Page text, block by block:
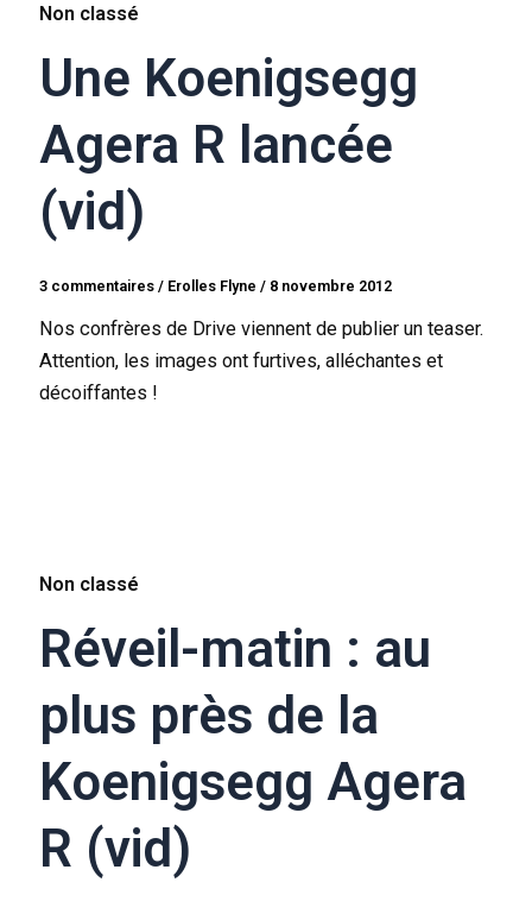
Non classé
Une Koenigsegg
Agera R lancée
(vid)
3 commentaires / Erolles Flyne/ 8 novembre 2012
Nos confrères de Drive viennent de publier un teaser.
Attention, les images ont furtives, alléchantes et
décoiffantes !
Non classé
Réveil-matin : au
plus près de la
Koenigsegg Agera
R (vid)